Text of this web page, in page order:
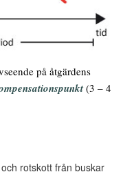
på åtgärdens
(3 – 4
rotskott från buskar